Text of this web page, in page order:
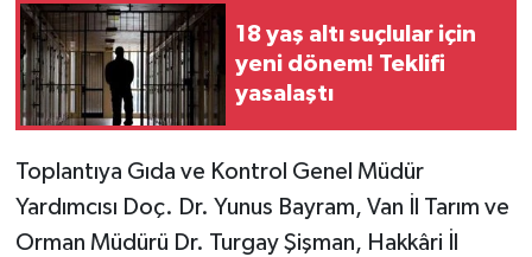
18 yaş altı suçlular için
yeni dönem! Teklifi
yasalaştı
Toplantıya Gıda ve Kontrol Genel Müdür
Yardımcısı Doç. Dr. Yunus Bayram, Van İl Tarım ve
Orman Müdürü Dr. Turgay Şişman, Hakkâri İl